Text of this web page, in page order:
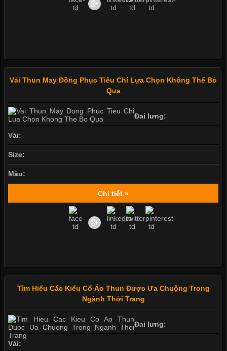
Vải Thun May Đồng Phục Tiêu Chí Lựa Chọn Không Thể Bỏ
Qua
Đai lưng:
Vải:
Size:
Màu:
Chi tiết »
Tìm Hiểu Các Kiểu Cổ Áo Thun Được Ưa Chuộng Trong
Ngành Thời Trang
Đai lưng:
Vải: